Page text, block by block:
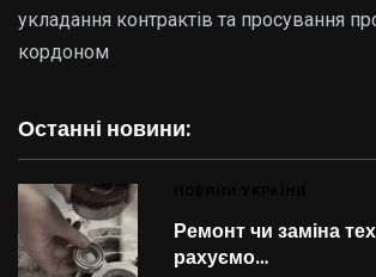
укладання контрактів та просування
кордоном
Останні новини:
Ремонт чи заміна
рахуємо…